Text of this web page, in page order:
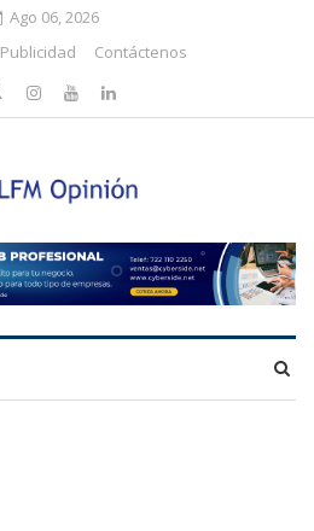
Ago 06, 2026
Publicidad Contáctenos